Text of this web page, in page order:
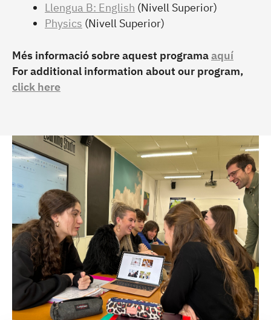
Llengua B: English (Nivell Superior)
Physics (Nivell Superior)
Més informació sobre aquest programaaquí
For additional information about our program,
click here